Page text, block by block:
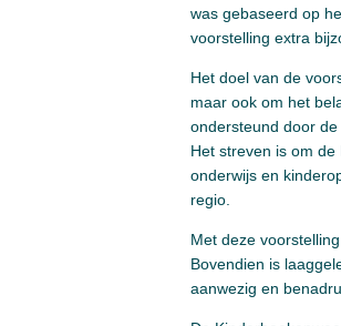
was gebaseerd op
voorstelling extra
Het doel van de
maar ook om het
ondersteund door
Het streven is om
onderwijs en
regio.
Met deze
Bovendien is
aanwezig en